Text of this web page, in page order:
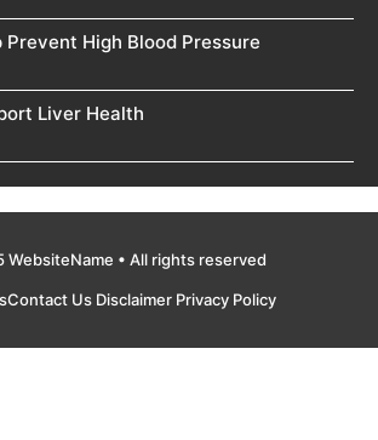
Prevent High Blood Pressure
Liver Health
WebsiteName • All rights reserved
Contact Us Disclaimer Privacy Policy